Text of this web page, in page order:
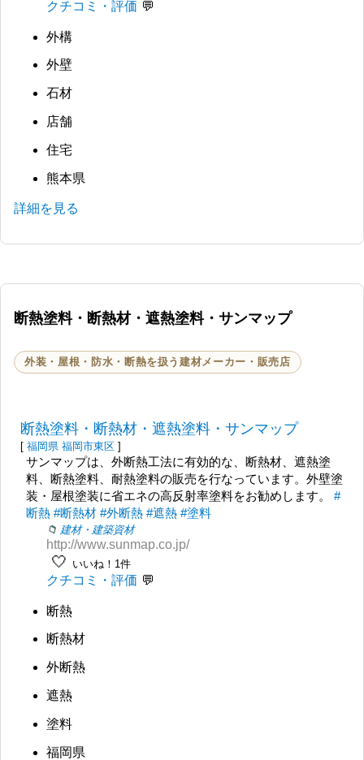
クチコミ・評価
外構
外壁
石材
店舗
住宅
熊本県
詳細を見る
断熱塗料・断熱材・遮熱塗料・サンマップ
外装・屋根・防水・断熱を扱う建材メーカー・販売店
断熱塗料・断熱材・遮熱塗料・サンマップ
[ 福岡県 福岡市東区 ]
サンマップは、外断熱工法に有効的な、断熱材、遮熱塗
料、断熱塗料、耐熱塗料の販売を行なっています。外壁塗
装・屋根塗装に省エネの高反射率塗料をお勧めします。#
断熱 #断熱材 #外断熱 #遮熱 #塗料
建材・建築資材
http://www.sunmap.co.jp/
🤍 いいね！1件
クチコミ・評価
断熱
断熱材
外断熱
遮熱
塗料
福岡県